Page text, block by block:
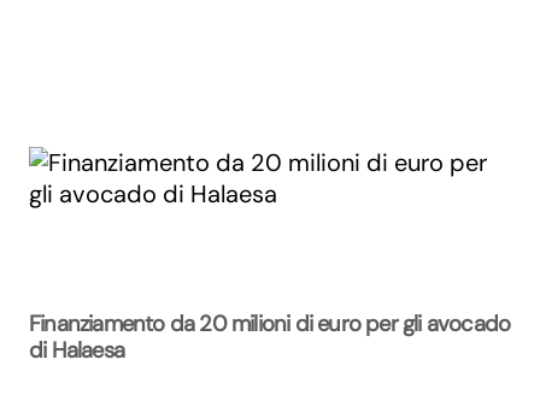
Finanziamento da 20 milioni di euro per gli avocado
di Halaesa